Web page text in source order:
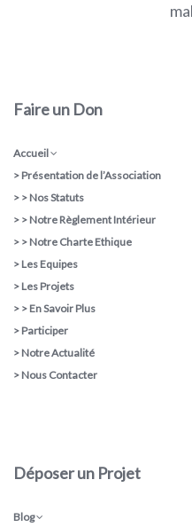
Faire un Don
Accueil
> Présentation de l’Association
> > Nos Statuts
> > Notre Règlement Intérieur
> > Notre Charte Ethique
> Les Equipes
> Les Projets
> > En Savoir Plus
> Participer
> Notre Actualité
> Nous Contacter
Déposer un Projet
Blog